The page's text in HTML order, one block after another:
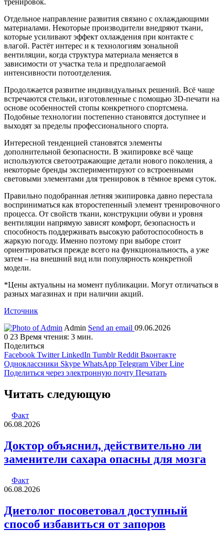
тренировок.
Отдельное направление развития связано с охлаждающими
материалами. Некоторые производители внедряют ткани,
которые усиливают эффект охлаждения при контакте с
влагой. Растёт интерес и к технологиям зональной
вентиляции, когда структура материала меняется в
зависимости от участка тела и предполагаемой
интенсивности потоотделения.
Продолжается развитие индивидуальных решений. Всё чаще
встречаются стельки, изготовленные с помощью 3D-печати на
основе особенностей стопы конкретного спортсмена.
Подобные технологии постепенно становятся доступнее и
выходят за пределы профессионального спорта.
Интересной тенденцией становятся элементы
дополнительной безопасности. В экипировке всё чаще
используются светоотражающие детали нового поколения, а
некоторые бренды экспериментируют со встроенными
световыми элементами для тренировок в тёмное время суток.
Правильно подобранная летняя экипировка давно перестала
восприниматься как второстепенный элемент тренировочного
процесса. От свойств ткани, конструкции обуви и уровня
вентиляции напрямую зависят комфорт, безопасность и
способность поддерживать высокую работоспособность в
жаркую погоду. Именно поэтому при выборе стоит
ориентироваться прежде всего на функциональность, а уже
затем – на внешний вид или популярность конкретной
модели.
*Цены актуальны на момент публикации. Могут отличаться в
разных магазинах и при наличии акций.
Источник
Admin Send an email 09.06.2026
0 23 Время чтения: 3 мин.
Поделиться
Facebook Twitter LinkedIn Tumblr Reddit Вконтакте
Одноклассники Skype WhatsApp Telegram Viber Line
Поделиться через электронную почту Печатать
Читать следующую
Факт
06.08.2026
Доктор объяснил, действительно ли
заменители сахара опасны для мозга
Факт
06.08.2026
Диетолог посоветовал доступный
способ избавиться от запоров